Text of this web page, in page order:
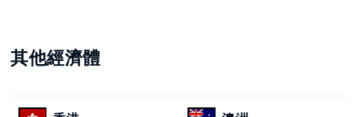
其他經濟體